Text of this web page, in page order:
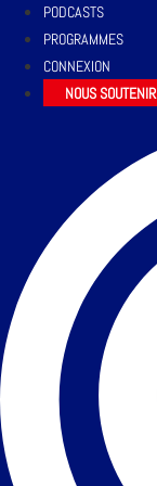
PODCASTS
PROGRAMMES
CONNEXION
NOUS SOUTENIR